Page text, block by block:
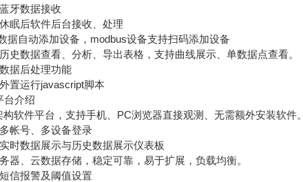
数据接收
后软件后台接收、处理
自动添加设备，modbus设备支持扫码添加设备
数据查看、分析、导出表格，支持曲线展示、单数据点查看。
后处理功能
运行javascript脚本
介绍
件平台，支持手机、PC浏览器直接观测、无需额外安装软件。
号、多设备登录
数据展示与历史数据展示仪表板
、云数据存储，稳定可靠，易于扩展，负载均衡。
报警及阈值设置